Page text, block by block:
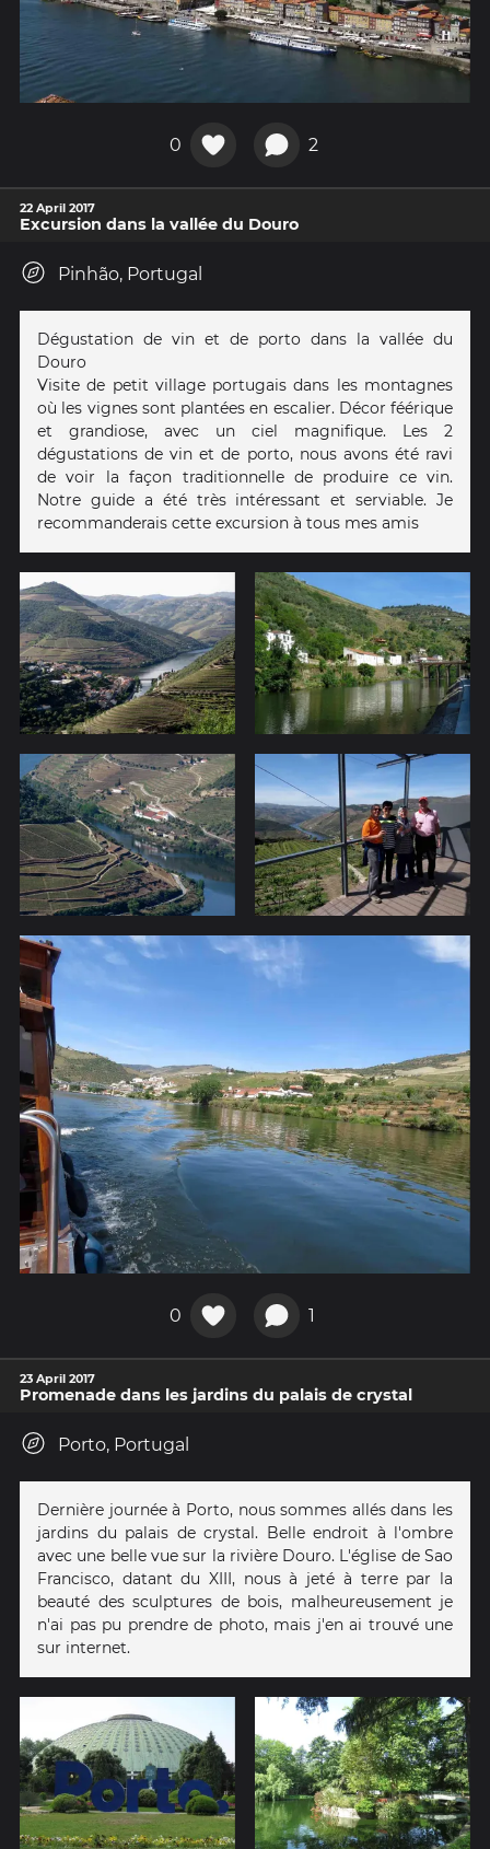
0 2
22 April 2017
Excursion dans la vallée du Douro
Pinhão, Portugal
Dégustation de vin et de porto dans la vallée du
Douro
Visite de petit village portugais dans les montagnes
où les vignes sont plantées en escalier. Décor féérique
et grandiose, avec un ciel magnifique. Les 2
dégustations de vin et de porto, nous avons été ravi
de voir la façon traditionnelle de produire ce vin.
Notre guide a été très intéressant et serviable. Je
recommanderais cette excursion à tous mes amis
0 1
23 April 2017
Promenade dans les jardins du palais de crystal
Porto, Portugal
Dernière journée à Porto, nous sommes allés dans les
jardins du palais de crystal. Belle endroit à l'ombre
avec une belle vue sur la rivière Douro. L'église de Sao
Francisco, datant du XIII, nous à jeté à terre par la
beauté des sculptures de bois, malheureusement je
n'ai pas pu prendre de photo, mais j'en ai trouvé une
sur internet.